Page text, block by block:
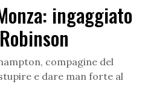
ingaggiato
compagine del
e dare man forte al